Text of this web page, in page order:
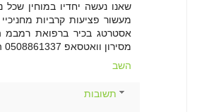
שאנו נעשה יחדיו במוחין
מעשור פציעות קרביות
אסטרטג בכיר ברפואת רמבמ
מסירון וואטסאפ 0508861337 הצטרפו כעת
השב
תשובות